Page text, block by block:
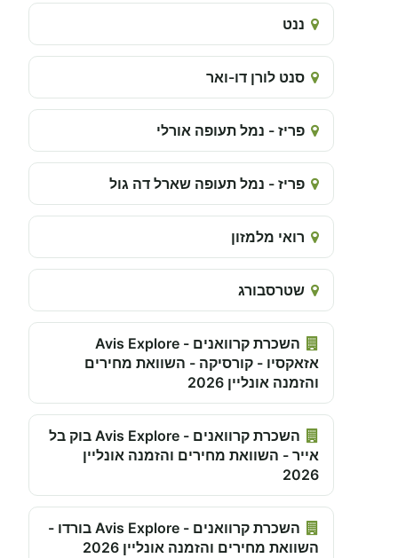
ננט
סנט לורן דו-ואר
פריז - נמל תעופה אורלי
פריז - נמל תעופה שארל דה גול
רואי מלמזון
שטרסבורג
השכרת קרוואנים - Avis Explore
אזאקסיו - קורסיקה - השוואת מחירים
והזמנה אונליין 2026
השכרת קרוואנים - Avis Explore בוק בל
אייר - השוואת מחירים והזמנה אונליין
2026
השכרת קרוואנים - Avis Explore בורדו -
השוואת מחירים והזמנה אונליין 2026